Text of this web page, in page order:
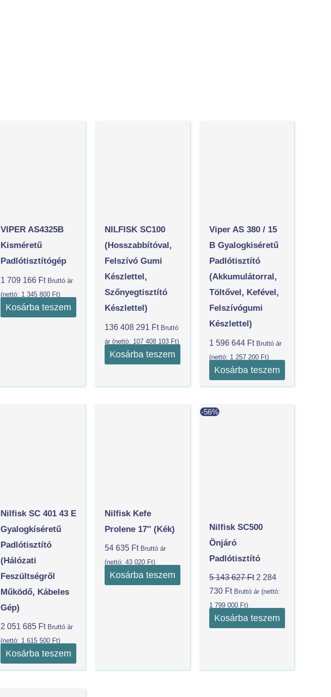
VIPER AS4325B
Kisméretű
Padlótisztítógép
1 709 166 Ft Bruttó ár
(nettó: 1 345 800 Ft)
Kosárba teszem
NILFISK SC100
(hosszabbítóval,
Felszívó Gumi
Készlettel,
Szőnyegtisztító
Készlettel)
136 408 291 Ft Bruttó
ár (nettó: 107 408 103 Ft)
Kosárba teszem
Viper AS 380 / 15
B Gyalogkiséretű
Padlótisztító
(akkumulátorral,
Töltővel, Kefével,
Felszívógumi
Készlettel)
1 596 644 Ft Bruttó ár
(nettó: 1 257 200 Ft)
Kosárba teszem
Nilfisk SC 401 43 E
Gyalogkíséretű
Padlótisztító
(Hálózati
Feszültségről
Működő, Kábeles
Gép)
2 051 685 Ft Bruttó ár
(nettó: 1 615 500 Ft)
Kosárba teszem
Nilfisk Kefe
Prolene 17″ (Kék)
54 635 Ft Bruttó ár
(nettó: 43 020 Ft)
Kosárba teszem
-56%
Nilfisk SC500
Önjáró
Padlótisztító
5 143 627Ft 2 284
730 Ft Bruttó ár (nettó:
1 799 000 Ft)
Kosárba teszem